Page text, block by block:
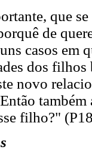
que
de
casos em
dos
novo
também
filho?"